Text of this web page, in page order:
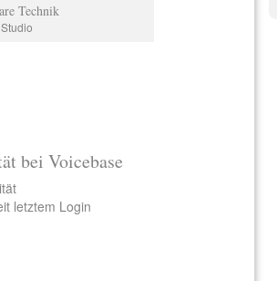
Technik
bei Voicebase
letztem Login